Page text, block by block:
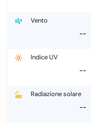
Vento
--
Indice UV
--
Radiazione solare
--